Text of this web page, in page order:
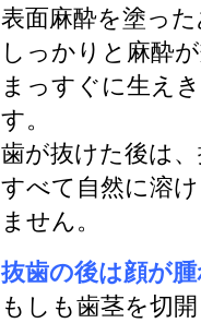
表面麻酔を塗っ
しっかりと麻酔
まっすぐに生え
す。
歯が抜けた後は
すべて自然に溶
ません。
抜歯の後は顔が
もしも歯茎を切